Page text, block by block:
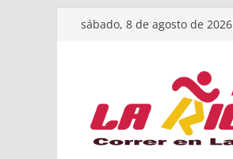
Saltarsábado, 8 de agosto de 2026